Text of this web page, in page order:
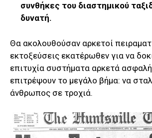
συνθήκες του διαστημικού
δυνατή.
Θα ακολουθούσαν αρκετοί
εκτοξεύσεις εκατέρωθεν για να
επιτυχία συστήματα αρκετά
επιτρέψουν το μεγάλο βήμα: να
άνθρωπος σε τροχιά.